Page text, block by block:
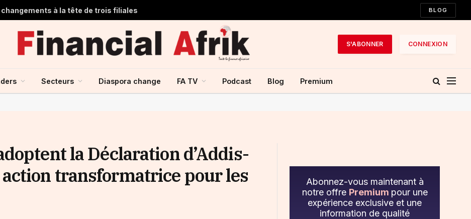
à la tête de trois filiales BLOG
S'ABONNER CONNEXION
Secteurs Diaspora change FA TV Podcast Blog Premium
la Déclaration d’Addis-
transformatrice pour les
Abonnez-vous maintenant à
notre offre Premium pour une
expérience exclusive et une
information de qualité